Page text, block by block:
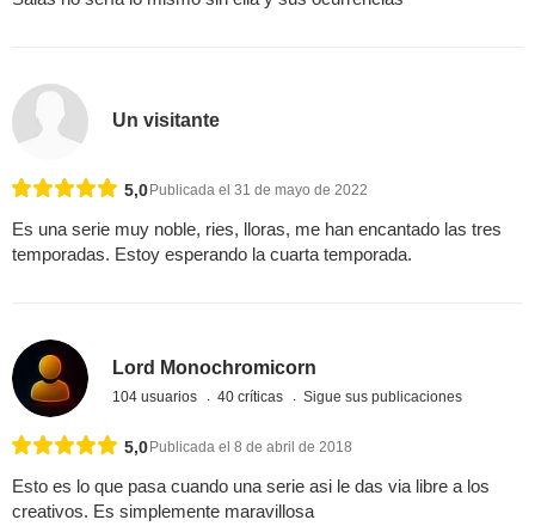
Un visitante
5,0 Publicada el 31 de mayo de 2022
Es una serie muy noble, ries, lloras, me han encantado las tres
temporadas. Estoy esperando la cuarta temporada.
Lord Monochromicorn
104 usuarios 40 críticas Sigue sus publicaciones
5,0Publicada el 8 de abril de 2018
Esto es lo que pasa cuando una serie asi le das via libre a los
creativos. Es simplemente maravillosa